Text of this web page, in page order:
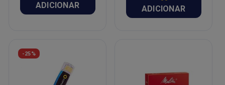
ADICIONAR ADICIONAR
-25%